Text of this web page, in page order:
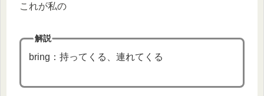
これが私の
解説
bring：持ってくる、連れてくる